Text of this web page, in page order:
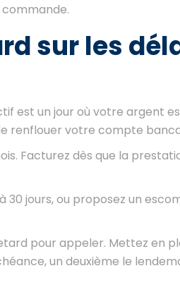
sur les
est un jour où votre argent
renflouer votre compte
Facturez dès que la
30 jours, ou proposez un
pour appeler. Mettez en
un deuxième le